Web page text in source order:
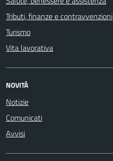
Tributi, finanze e contravvenzioni
Turismo
Vita lavorativa
NOVITÀ
Notizie
Comunicati
Avvisi